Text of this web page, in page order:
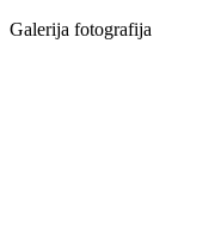
Galerija fotografija